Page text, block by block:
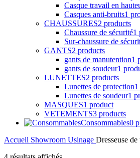
LUNETTES2 products
Lunettes de protection1
Lunettes de soudeur1
MASQUES1 product
VETEMENTS3 products
Consommables
ShowroomUsinageDresseuse de
4 résultats affichés
Show sidebar
9121824
Filtrer par marque